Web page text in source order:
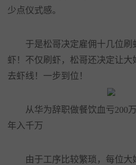
少点仪式感。
于是松哥决定雇佣十几位刷
虾！不仅刷虾，松哥还决定让大
去虾线！一步到位！
从华为辞职做餐饮血亏200万
年入千万
由于工序比较繁琐，每位大